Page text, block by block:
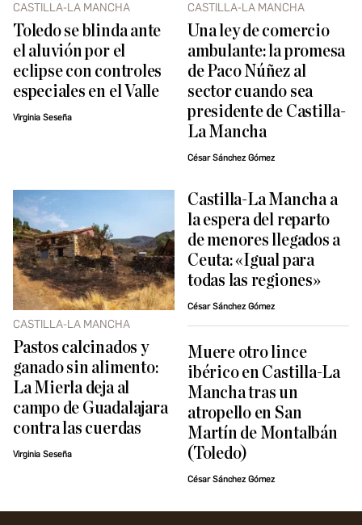
CASTILLA-LA MANCHA
Toledo se blinda ante
el aluvión por el
eclipse con controles
especiales en el Valle
Virginia Seseña
CASTILLA-LA MANCHA
Una ley de comercio
ambulante: la promesa
de Paco Núñez al
sector cuando sea
presidente de Castilla-
La Mancha
César Sánchez Gómez
CASTILLA-LA MANCHA
Pastos calcinados y
ganado sin alimento:
La Mierla deja al
campo de Guadalajara
contra las cuerdas
Virginia Seseña
Castilla-La Mancha a
la espera del reparto
de menores llegados a
Ceuta: «Igual para
todas las regiones»
César Sánchez Gómez
Muere otro lince
ibérico en Castilla-La
Mancha tras un
atropello en San
Martín de Montalbán
(Toledo)
César Sánchez Gómez